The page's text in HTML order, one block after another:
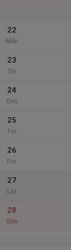
22
Mån
23
Tis
24
Ons
25
Tor
26
Fre
27
Lör
28
Sön